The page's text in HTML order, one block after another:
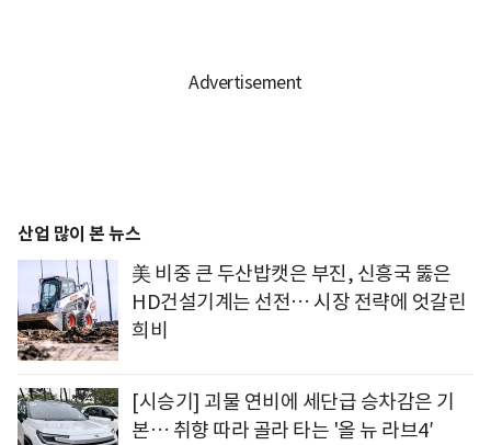
산업 많이 본 뉴스
美 비중 큰 두산밥캣은 부진, 신흥국 뚫은
HD건설기계는 선전… 시장 전략에 엇갈린
희비
[시승기] 괴물 연비에 세단급 승차감은 기
본… 취향 따라 골라 타는 '올 뉴 라브4′